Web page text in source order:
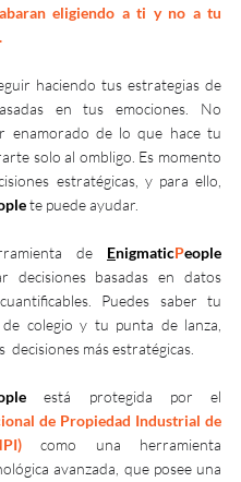
eligiendo a ti y no a tu
haciendo tus estrategias de
en tus emociones. No
enamorado de lo que hace tu
solo al ombligo. Es momento
te puede ayudar.
de EnigmaticPeople
decisiones basadas en datos
Puedes saber tu
de colegio y tu punta de lanza,
decisiones más estratégicas.
de Propiedad Industrial de
como una herramienta
avanzada, que posee una